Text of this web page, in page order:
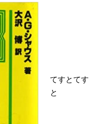
てすとてす
と